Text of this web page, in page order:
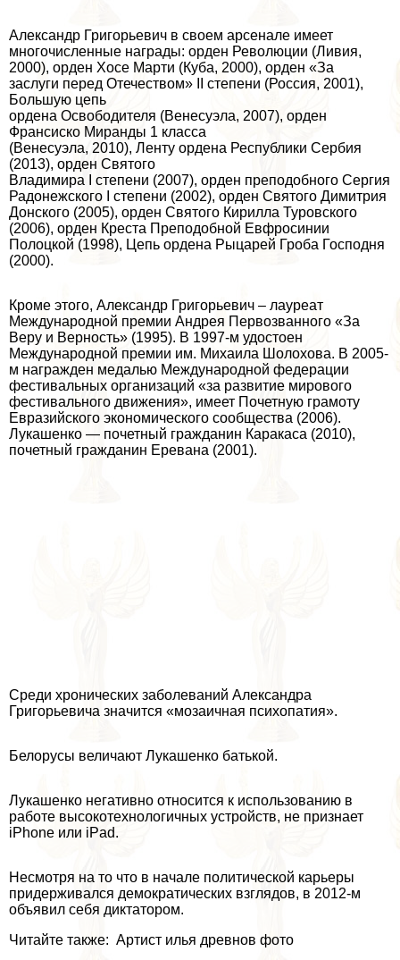
Александр Григорьевич в своем арсенале имеет
многочисленные награды: орден Революции (Ливия,
2000), орден Хосе Марти (Куба, 2000), орден «За
заслуги перед Отечеством» II степени (Россия, 2001),
Большую цепь
ордена Освободителя (Венесуэла, 2007), орден
Франсиско Миранды 1 класса
(Венесуэла, 2010), Ленту ордена Республики Сербия
(2013), орден Святого
Владимира I степени (2007), орден преподобного Сергия
Радонежского I степени (2002), орден Святого Димитрия
Донского (2005), орден Святого Кирилла Туровского
(2006), орден Креста Преподобной Евфросинии
Полоцкой (1998), Цепь ордена Рыцарей Гроба Господня
(2000).
Кроме этого, Александр Григорьевич – лауреат
Международной премии Андрея Первозванного «За
Веру и Верность» (1995). В 1997-м удостоен
Международной премии им. Михаила Шолохова. В 2005-
м награжден медалью Международной федерации
фестивальных организаций «за развитие мирового
фестивального движения», имеет Почетную грамоту
Евразийского экономического сообщества (2006).
Лукашенко — почетный гражданин Каpaкаса (2010),
почетный гражданин Еревана (2001).
Среди хронических заболеваний Александра
Григорьевича значится «мозаичная психопатия».
Белорусы величают Лукашенко батькой.
Лукашенко негативно относится к использованию в
работе высокотехнологичных устройств, не признает
iPhone или iPad.
Несмотря на то что в начале политической карьеры
придерживался демократических взглядов, в 2012-м
объявил себя диктатором.
Читайте также: Артист илья древнов фото